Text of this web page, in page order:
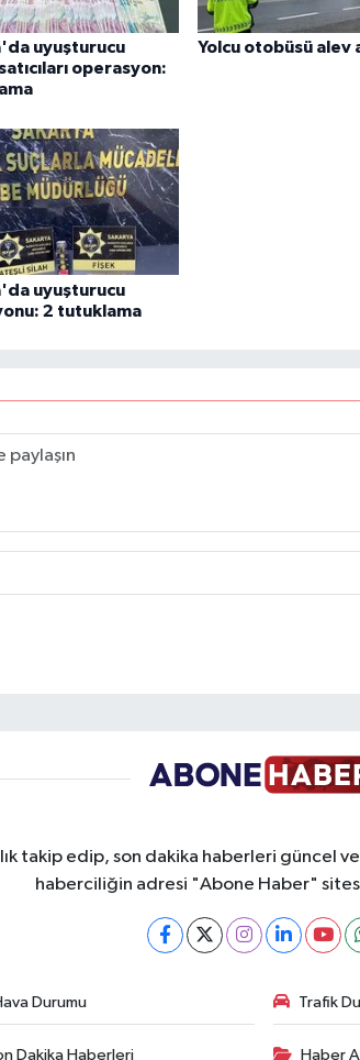
uyuşturucu
operasyon:
Yolcu otobüsü alev
uyuşturucu
2 tutuklama
takip edip, son dakika haberleri güncel
haberciliğin adresi "Abone Haber"
Durumu Trafik
Dakika Haberleri Haber